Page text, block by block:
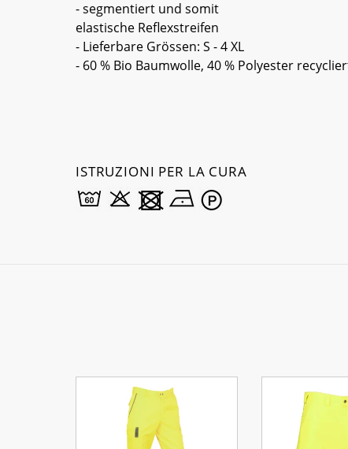
- segmentiert und somit
elastische Reflexstreifen
- Lieferbare Grössen: S - 4 XL
- 60 % Bio Baumwolle, 40 % Polyester
ISTRUZIONI PER LA CURA